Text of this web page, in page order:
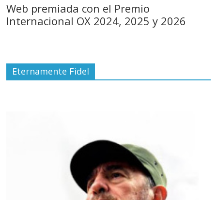
Web premiada con el Premio
Internacional OX 2024, 2025 y 2026
Eternamente Fidel